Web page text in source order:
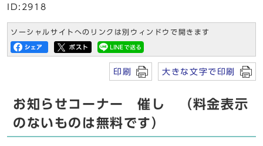
ID:2918
ソーシャルサイトへのリンクは別ウィンドウで開きます
印刷 大きな文字で印刷
お知らせコーナー 催し （料金表示
のないものは無料です）